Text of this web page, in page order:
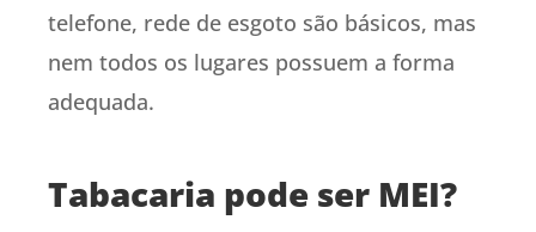
telefone, rede de esgoto são básicos, mas
nem todos os lugares possuem a forma
adequada.
Tabacaria pode ser MEI?